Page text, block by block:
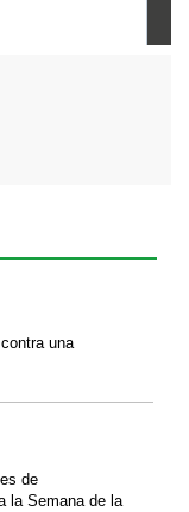
una
de
la Semana de la